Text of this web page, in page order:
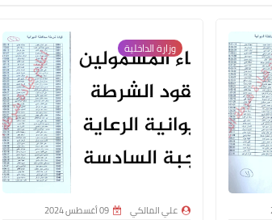
وزارة الداخلية
علي المالكي 09 أغسطس 2024
علي المالكي
03 مايو 2022